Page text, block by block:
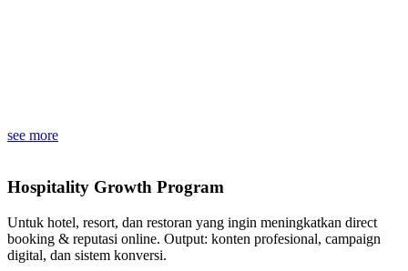
see more
Hospitality Growth Program
Untuk hotel, resort, dan restoran yang ingin meningkatkan direct
booking & reputasi online. Output: konten profesional, campaign
digital, dan sistem konversi.